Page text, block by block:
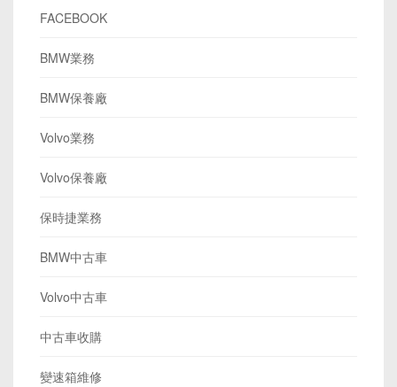
FACEBOOK
BMW業務
BMW保養廠
Volvo業務
Volvo保養廠
保時捷業務
BMW中古車
Volvo中古車
中古車收購
變速箱維修